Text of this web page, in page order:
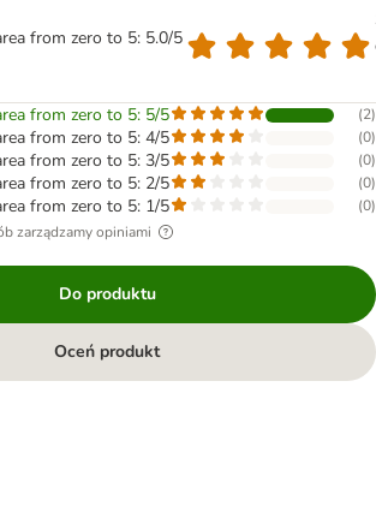
from zero to 5: 5.0/5
from zero to 5: 5/5 (2)
from zero to 5: 4/5 (0)
from zero to 5: 3/5 (0)
from zero to 5: 2/5 (0)
from zero to 5: 1/5 (0)
zarządzamy opiniami
Do produktu
Oceń produkt